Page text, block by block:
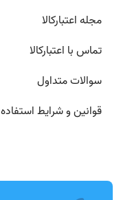
مجله اعتبارکالا
تماس با اعتبارکالا
سوالات متداول
قوانین و شرایط استفاده